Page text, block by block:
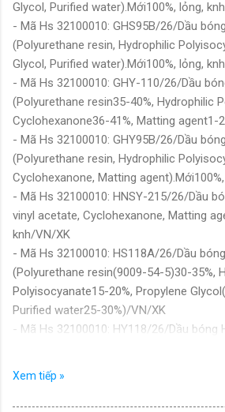
Glycol, Purified water).Mới100%, lỏng,
- Mã Hs 32100010: GHS95B/26/Dầu
(Polyurethane resin, Hydrophilic
Glycol, Purified water).Mới100%, lỏng,
- Mã Hs 32100010: GHY-110/26/Dầu
(Polyurethane resin35-40%, Hydrophilic
Cyclohexanone36-41%, Matting agent1-
- Mã Hs 32100010: GHY95B/26/Dầu
(Polyurethane resin, Hydrophilic
Cyclohexanone, Matting
- Mã Hs 32100010: HNSY-215/26/Dầu
vinyl acetate, Cyclohexanone, Matting
knh/VN/XK
- Mã Hs 32100010: HS118A/26/Dầu
(Polyurethane resin(9009-54-5)30-35%,
Polyisocyanate15-20%, Propylene
Purified water25-30%)/VN/XK
- Mã Hs 32100010: HY118/26/Dầu bóng
Acetate(141-78-6)1%)/VN/XK
- Mã Hs 32100010: S1-9052/Vecni dùng
Xem tiếp »